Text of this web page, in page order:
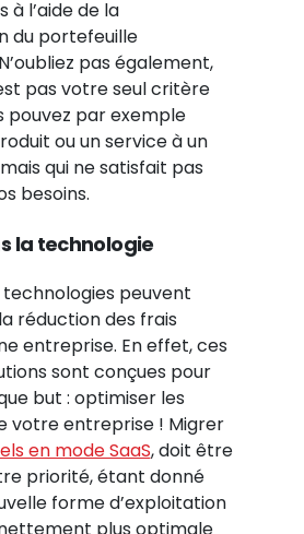
à l’aide de la
du portefeuille
pas également,
pas votre seul critère
pouvez par exemple
ou un service à un
qui ne satisfait pas
besoins.
la technologie
technologies peuvent
réduction des frais
entreprise. En effet, ces
sont conçues pour
but : optimiser les
votre entreprise ! Migrer
en mode SaaS, doit être
priorité, étant donné
forme d’exploitation